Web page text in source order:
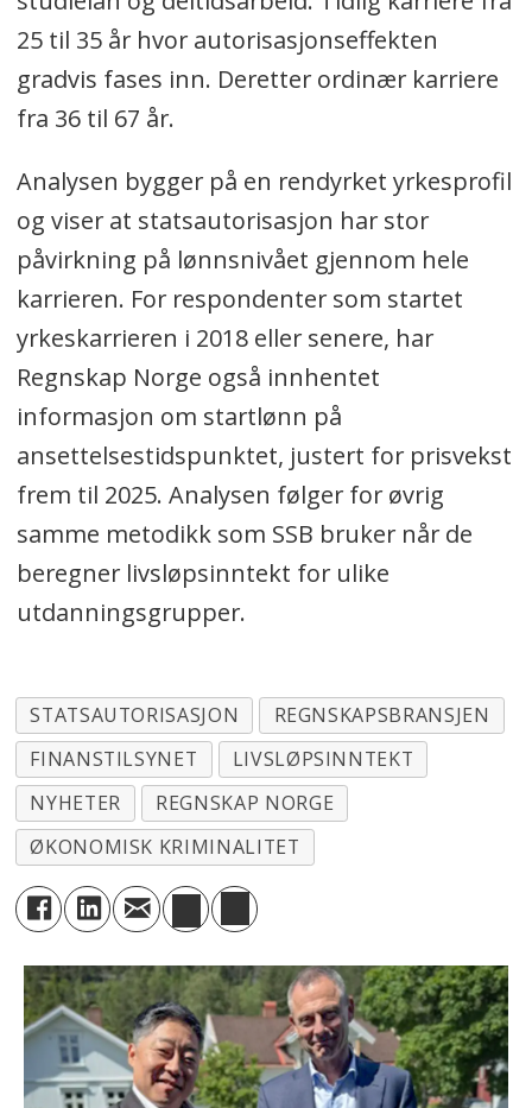
25 til 35 år hvor autorisasjonseffekten
gradvis fases inn. Deretter ordinær karriere
fra 36 til 67 år.
Analysen bygger på en rendyrket yrkesprofil
og viser at statsautorisasjon har stor
påvirkning på lønnsnivået gjennom hele
karrieren. For respondenter som startet
yrkeskarrieren i 2018 eller senere, har
Regnskap Norge også innhentet
informasjon om startlønn på
ansettelsestidspunktet, justert for prisvekst
frem til 2025. Analysen følger for øvrig
samme metodikk som SSB bruker når de
beregner livsløpsinntekt for ulike
utdanningsgrupper.
STATSAUTORISASJON
REGNSKAPSBRANSJEN
FINANSTILSYNET
LIVSLØPSINNTEKT
NYHETER
REGNSKAP NORGE
ØKONOMISK KRIMINALITET